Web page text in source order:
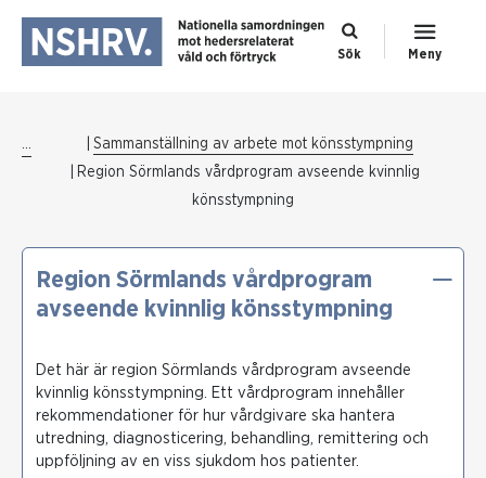
Sök Meny
...
Sammanställning av arbete mot könsstympning
Region Sörmlands vårdprogram avseende kvinnlig
könsstympning
Region Sörmlands vårdprogram
avseende kvinnlig könsstympning
Det här är region Sörmlands vårdprogram avseende
kvinnlig könsstympning. Ett vårdprogram innehåller
rekommendationer för hur vårdgivare ska hantera
utredning, diagnosticering, behandling, remittering och
uppföljning av en viss sjukdom hos patienter.